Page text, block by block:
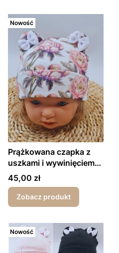
Nowość
Prążkowana czapka z
uszkami i wywinięciem
róże
Cena
45,00 zł
Zobacz produkt
Nowość